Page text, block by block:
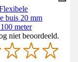
buis 20 mm
meter
niet beoordeeld.